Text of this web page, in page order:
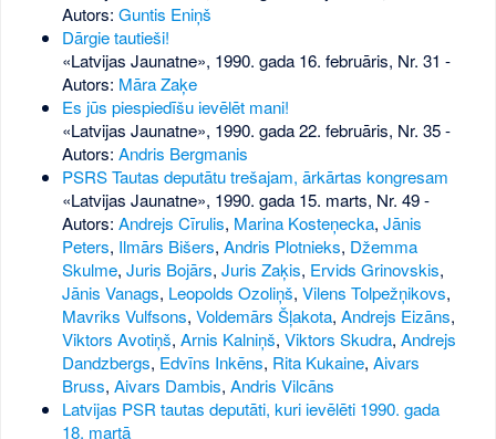
Autors: Guntis Eniņš
Dārgie tautieši!
«Latvijas Jaunatne», 1990. gada 16. februāris, Nr. 31 -
Autors: Māra Zaķe
Es jūs piespiedīšu ievēlēt mani!
«Latvijas Jaunatne», 1990. gada 22. februāris, Nr. 35-
Autors: Andris Bergmanis
PSRS Tautas deputātu trešajam, ārkārtas kongresam
«Latvijas Jaunatne», 1990. gada 15. marts, Nr. 49-
Autors: Andrejs Cīrulis, Marina Kosteņecka, Jānis
Peters, Ilmārs Bišers, Andris Plotnieks, Džemma
Skulme, Juris Bojārs, Juris Zaķis, Ervids Grinovskis,
Jānis Vanags, Leopolds Ozoliņš, Vilens Tolpežņikovs,
Mavriks Vulfsons, Voldemārs Šļakota, Andrejs Eizāns,
Viktors Avotiņš, Arnis Kalniņš, Viktors Skudra, Andrejs
Dandzbergs, Edvīns Inkēns, Rita Kukaine, Aivars
Bruss, Aivars Dambis, Andris Vilcāns
Latvijas PSR tautas deputāti, kuri ievēlēti 1990. gada
18. martā